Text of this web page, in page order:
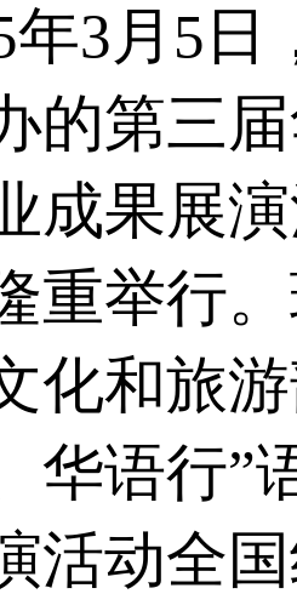
年3月5
的第三
成果展
重举行
化和旅
华语行”
活动全